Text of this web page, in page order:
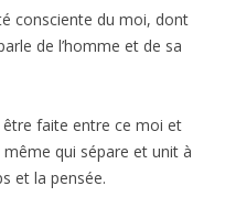
consciente du moi, dont
de l’homme et de sa
faite entre ce moi et
qui sépare et unit à
et la pensée.